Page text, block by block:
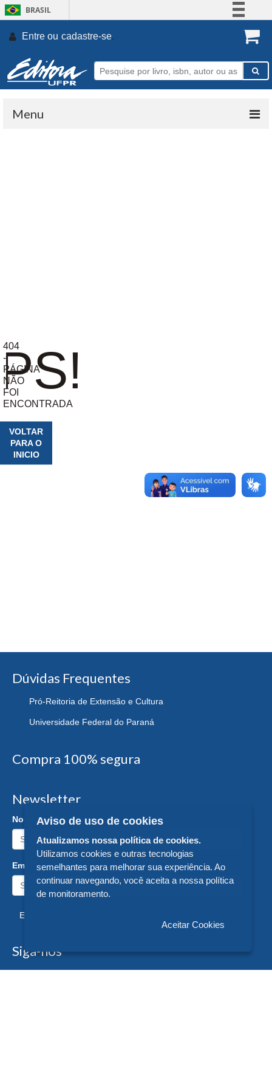
BRASIL
Participe
Entre ou cadastre-se.
Menu
404
-
PÁGINA
NÃO
FOI
ENCONTRADA
VOLTAR
PARA O
INICIO
Dúvidas Frequentes
Pró-Reitoria de Extensão e Cultura
Universidade Federal do Paraná
Compra 100% segura
Newsletter
Nome:
Email:
Enviar
Siga-nos
Aviso de uso de cookies
Atualizamos nossa política de cookies.
Utilizamos cookies e outras tecnologias
semelhantes para melhorar sua experiência. Ao
continuar navegando, você aceita a nossa política
de monitoramento.
Aceitar Cookies